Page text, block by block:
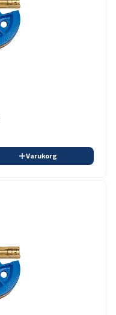
Varukorg